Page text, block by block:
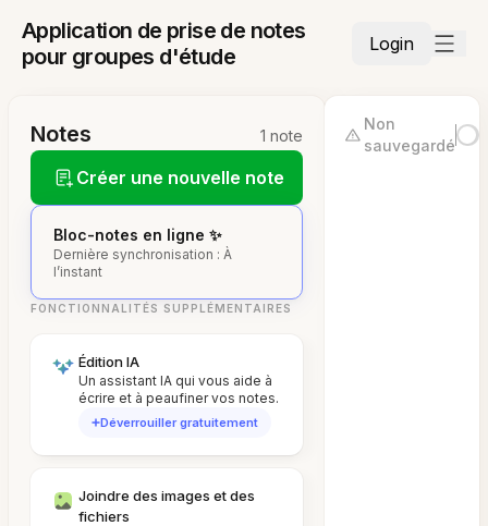
Application de prise de notes
pour groupes d'étude
Login
Notes 1 note
Créer une nouvelle note
Bloc-notes en ligne ✨
Dernière synchronisation : À
l’instant
FONCTIONNALITÉS SUPPLÉMENTAIRES
Édition IA
Un assistant IA qui vous aide à
écrire et à peaufiner vos notes.
Déverrouiller gratuitement
Joindre des images et des
fichiers
Non
sauvegardé